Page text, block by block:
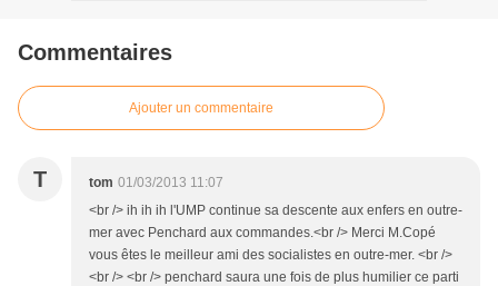
Commentaires
Ajouter un commentaire
T tom 01/03/2013 11:07
<br /> ih ih ih l'UMP continue sa descente aux enfers en outre-
mer avec Penchard aux commandes.<br /> Merci M.Copé
vous êtes le meilleur ami des socialistes en outre-mer. <br />
<br /> <br /> penchard saura une fois de plus humilier ce parti